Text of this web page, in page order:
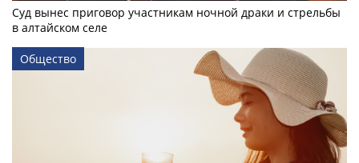
Суд вынес приговор участникам ночной драки и стрельбы
в алтайском селе
Общество